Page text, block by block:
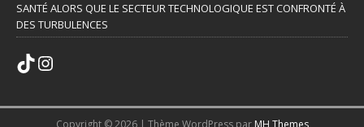
SANTÉ ALORS QUE LE SECTEUR TECHNOLOGIQUE EST CONFRONTÉ À
DES TURBULENCES
Copyright © 2026 | Thème WordPress par MH Themes